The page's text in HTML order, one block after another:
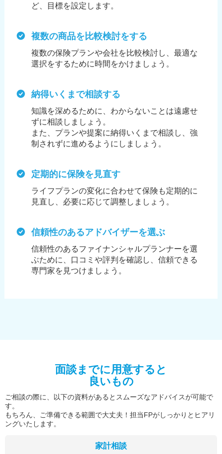
ど、目標を設定します。
複数の商品を比較検討をする
複数の保険プランや会社を比較検討し、最適な
選択をするために時間をかけましょう。
納得いくまで相談する
知識を深めるために、わからないことは遠慮せ
ずに相談しましょう。
また、プランや提案に納得いくまで相談し、強
制されずに進めるようにしましょう。
定期的に保険を見直す
ライフプランの変化に合わせて保険も定期的に
見直し、必要に応じて調整しましょう。
信頼性のあるアドバイザーを選ぶ
信頼性のあるファイナンシャルプランナーを選
ぶために、 口コミや評判を確認し、信頼できる
専門家を見つけましょう。
面談までに用意すると
良いもの
ご相談の際に、以下の資料があるとスムーズなアドバイスが可能で
す。
もちろん、ご準備できる範囲で大丈夫！担当FPがしっかりとヒアリ
ングいたします。
家計相談